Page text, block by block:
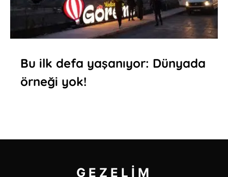
Bu ilk defa yaşanıyor: Dünyada
örneği yok!
GEZELIM